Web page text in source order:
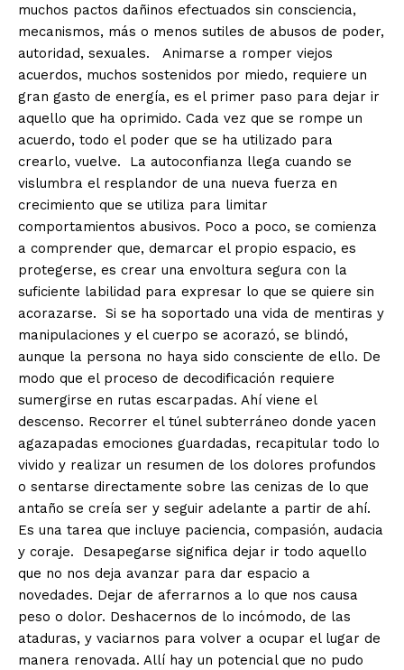
muchos pactos dañinos efectuados sin consciencia,
mecanismos, más o menos sutiles de abusos de poder,
autoridad, sexuales. Animarse a romper viejos
acuerdos, muchos sostenidos por miedo, requiere un
gran gasto de energía, es el primer paso para dejar ir
aquello que ha oprimido. Cada vez que se rompe un
acuerdo, todo el poder que se ha utilizado para
crearlo, vuelve. La autoconfianza llega cuando se
vislumbra el resplandor de una nueva fuerza en
crecimiento que se utiliza para limitar
comportamientos abusivos. Poco a poco, se comienza
a comprender que, demarcar el propio espacio, es
protegerse, es crear una envoltura segura con la
suficiente labilidad para expresar lo que se quiere sin
acorazarse. Si se ha soportado una vida de mentiras y
manipulaciones y el cuerpo se acorazó, se blindó,
aunque la persona no haya sido consciente de ello. De
modo que el proceso de decodificación requiere
sumergirse en rutas escarpadas. Ahí viene el
descenso. Recorrer el túnel subterráneo donde yacen
agazapadas emociones guardadas, recapitular todo lo
vivido y realizar un resumen de los dolores profundos
o sentarse directamente sobre las cenizas de lo que
antaño se creía ser y seguir adelante a partir de ahí.
Es una tarea que incluye paciencia, compasión, audacia
y coraje. Desapegarse significa dejar ir todo aquello
que no nos deja avanzar para dar espacio a
novedades. Dejar de aferrarnos a lo que nos causa
peso o dolor. Deshacernos de lo incómodo, de las
ataduras, y vaciarnos para volver a ocupar el lugar de
manera renovada. Allí hay un potencial que no pudo